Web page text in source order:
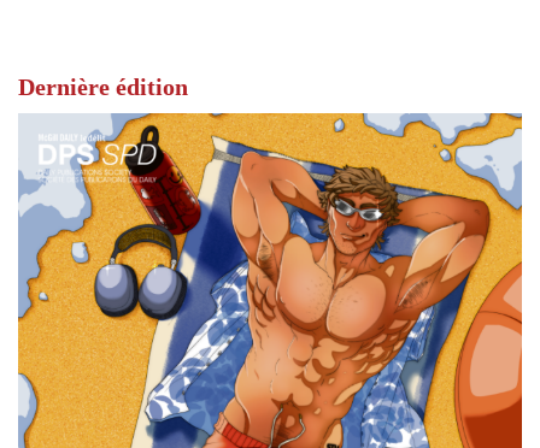
Dernière édition